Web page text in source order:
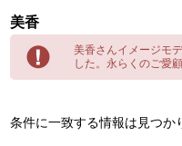
美香
美香さんイメージモ
した。永らくのご愛
条件に一致する情報は見つか